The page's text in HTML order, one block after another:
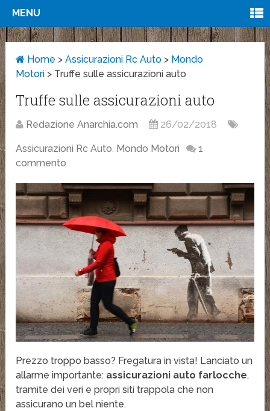
MENU
Home >Assicurazioni Rc Auto > Mondo
Motori > Truffe sulle assicurazioni auto
Truffe sulle assicurazioni auto
Redazione Anarchia.com 26/02/2018
Assicurazioni Rc Auto, Mondo Motori
1
commento
Prezzo troppo basso? Fregatura in vista! Lanciato un
allarme importante: assicurazioni auto farlocche,
tramite dei veri e propri siti trappola che non
assicurano un bel niente.